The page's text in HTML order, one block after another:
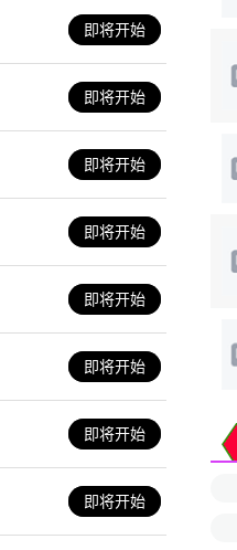
即将开始
即将开始
即将开始
即将开始
即将开始
即将开始
即将开始
即将开始